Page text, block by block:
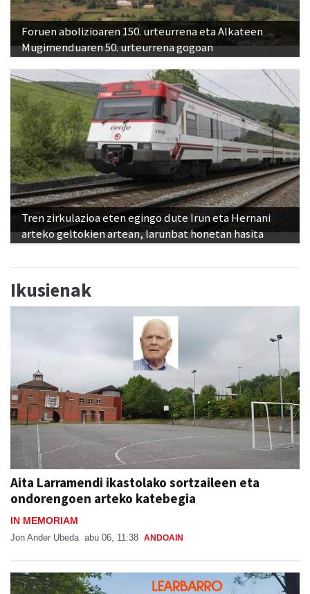
Foruen abolizioaren 150. urteurrena eta Alkateen
Mugimenduaren 50. urteurrena gogoan
Tren zirkulazioa eten egingo dute Irun eta Hernani
arteko geltokien artean, larunbat honetan hasita
Ikusienak
Aita Larramendi ikastolako sortzaileen eta
ondorengoen arteko katebegia
IN MEMORIAM
Jon Ander Ubeda abu 06, 11:38 ANDOAIN